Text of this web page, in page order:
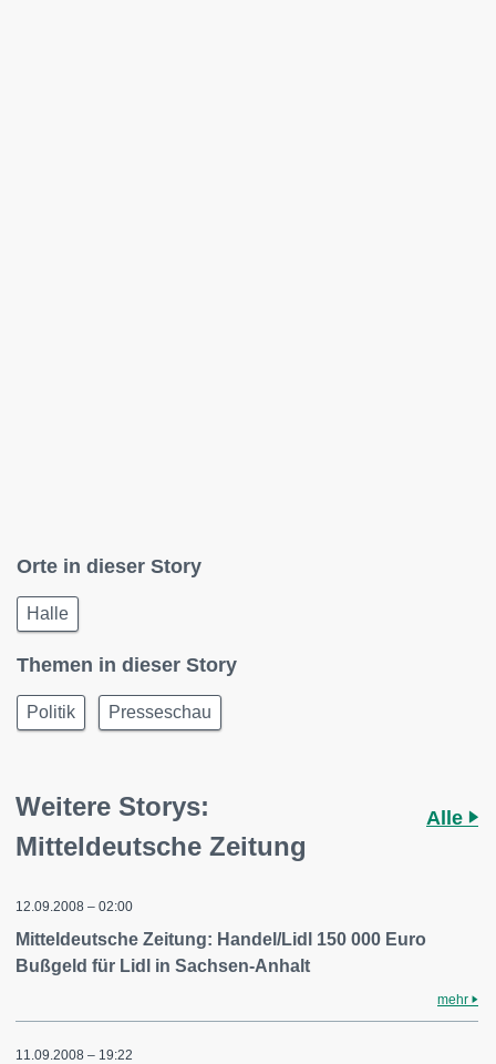
Orte in dieser Story
Halle
Themen in dieser Story
Politik Presseschau
Weitere Storys:
Mitteldeutsche Zeitung
Alle
12.09.2008 – 02:00
Mitteldeutsche Zeitung: Handel/Lidl 150 000 Euro
Bußgeld für Lidl in Sachsen-Anhalt
mehr
11.09.2008 – 19:22